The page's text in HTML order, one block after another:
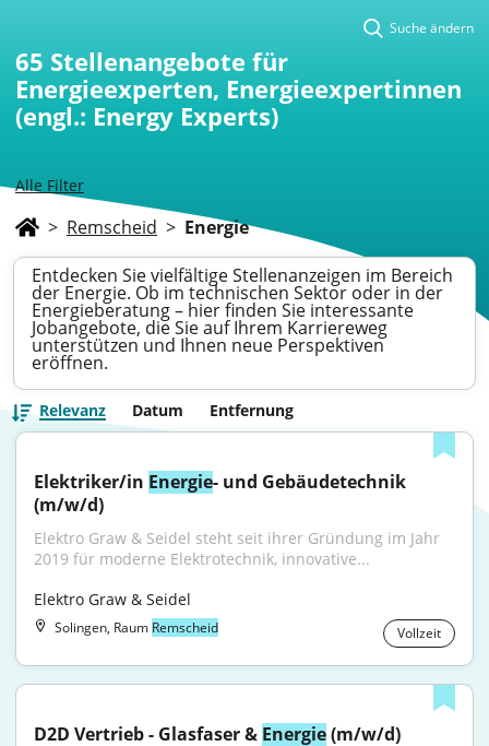
Alle Filter
Suche ändern
65 Stellenangebote für
Energieexperten, Energieexpertinnen
(engl.: Energy Experts)
> Remscheid > Energie
Entdecken Sie vielfältige Stellenanzeigen im Bereich
der Energie. Ob im technischen Sektor oder in der
Energieberatung – hier finden Sie interessante
Jobangebote, die Sie auf Ihrem Karriereweg
unterstützen und Ihnen neue Perspektiven
eröffnen.
Relevanz Datum Entfernung
Elektriker/in Energie- und Gebäudetechnik
(m/w/d)
Elektro Graw & Seidel steht seit ihrer Gründung im Jahr
2019 für moderne Elektrotechnik, innovative...
Elektro Graw & Seidel
Solingen, Raum Remscheid Vollzeit
D2D Vertrieb - Glasfaser & Energie (m/w/d)